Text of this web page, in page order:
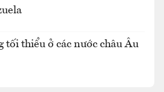
tối thiểu ở các nước châu Âu